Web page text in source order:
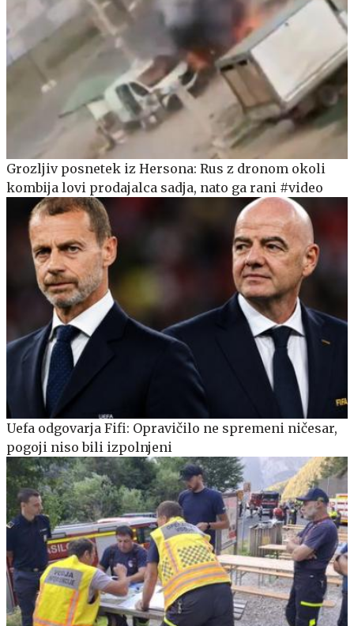
Grozljiv posnetek iz Hersona: Rus z dronom okoli
kombija lovi prodajalca sadja, nato ga rani #video
Uefa odgovarja Fifi: Opravičilo ne spremeni ničesar,
pogoji niso bili izpolnjeni